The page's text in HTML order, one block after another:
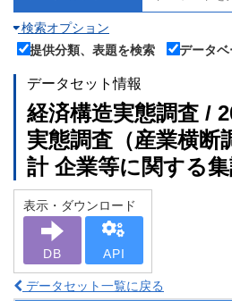
検索オプション
提供分類、表題を検索
データ
データセット情報
経済構造実態調査 /
実態調査（産業横断
計 企業等に関する
表示・ダウンロード
DB API
データセット一覧に戻る